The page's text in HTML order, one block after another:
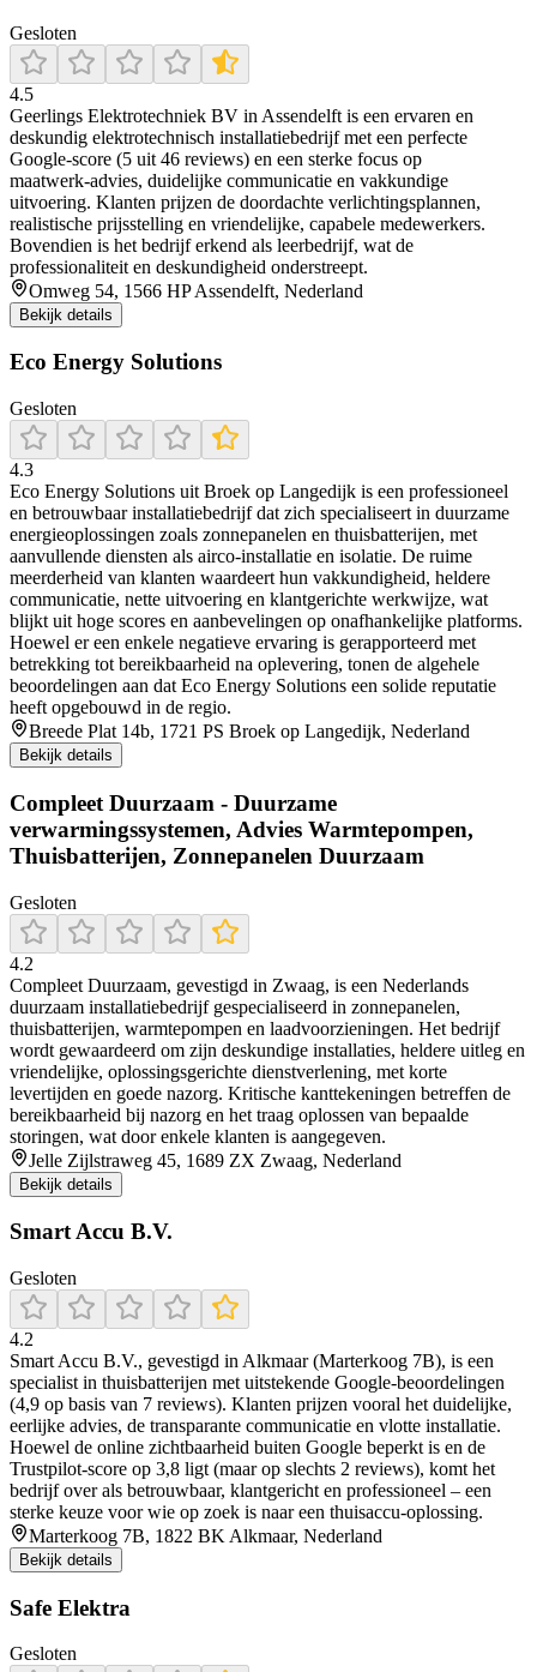
Gesloten
4.5
Geerlings Elektrotechniek BV in Assendelft is een ervaren en
deskundig elektrotechnisch installatiebedrijf met een perfecte
Google-score (5 uit 46 reviews) en een sterke focus op
maatwerk‑advies, duidelijke communicatie en vakkundige
uitvoering. Klanten prijzen de doordachte verlichtingsplannen,
realistische prijsstelling en vriendelijke, capabele medewerkers.
Bovendien is het bedrijf erkend als leerbedrijf, wat de
professionaliteit en deskundigheid onderstreept.
Omweg 54, 1566 HP Assendelft, Nederland
Bekijk details
Eco Energy Solutions
Gesloten
4.3
Eco Energy Solutions uit Broek op Langedijk is een professioneel
en betrouwbaar installatiebedrijf dat zich specialiseert in duurzame
energieoplossingen zoals zonnepanelen en thuisbatterijen, met
aanvullende diensten als airco-installatie en isolatie. De ruime
meerderheid van klanten waardeert hun vakkundigheid, heldere
communicatie, nette uitvoering en klantgerichte werkwijze, wat
blijkt uit hoge scores en aanbevelingen op onafhankelijke platforms.
Hoewel er een enkele negatieve ervaring is gerapporteerd met
betrekking tot bereikbaarheid na oplevering, tonen de algehele
beoordelingen aan dat Eco Energy Solutions een solide reputatie
heeft opgebouwd in de regio.
Breede Plat 14b, 1721 PS Broek op Langedijk, Nederland
Bekijk details
Compleet Duurzaam - Duurzame
verwarmingssystemen, Advies Warmtepompen,
Thuisbatterijen, Zonnepanelen Duurzaam
Gesloten
4.2
Compleet Duurzaam, gevestigd in Zwaag, is een Nederlands
duurzaam installatiebedrijf gespecialiseerd in zonnepanelen,
thuisbatterijen, warmtepompen en laadvoorzieningen. Het bedrijf
wordt gewaardeerd om zijn deskundige installaties, heldere uitleg en
vriendelijke, oplossingsgerichte dienstverlening, met korte
levertijden en goede nazorg. Kritische kanttekeningen betreffen de
bereikbaarheid bij nazorg en het traag oplossen van bepaalde
storingen, wat door enkele klanten is aangegeven.
Jelle Zijlstraweg 45, 1689 ZX Zwaag, Nederland
Bekijk details
Smart Accu B.V.
Gesloten
4.2
Smart Accu B.V., gevestigd in Alkmaar (Marterkoog 7B), is een
specialist in thuisbatterijen met uitstekende Google-beoordelingen
(4,9 op basis van 7 reviews). Klanten prijzen vooral het duidelijke,
eerlijke advies, de transparante communicatie en vlotte installatie.
Hoewel de online zichtbaarheid buiten Google beperkt is en de
Trustpilot-score op 3,8 ligt (maar op slechts 2 reviews), komt het
bedrijf over als betrouwbaar, klantgericht en professioneel – een
sterke keuze voor wie op zoek is naar een thuisaccu-oplossing.
Marterkoog 7B, 1822 BK Alkmaar, Nederland
Bekijk details
Safe Elektra
Gesloten